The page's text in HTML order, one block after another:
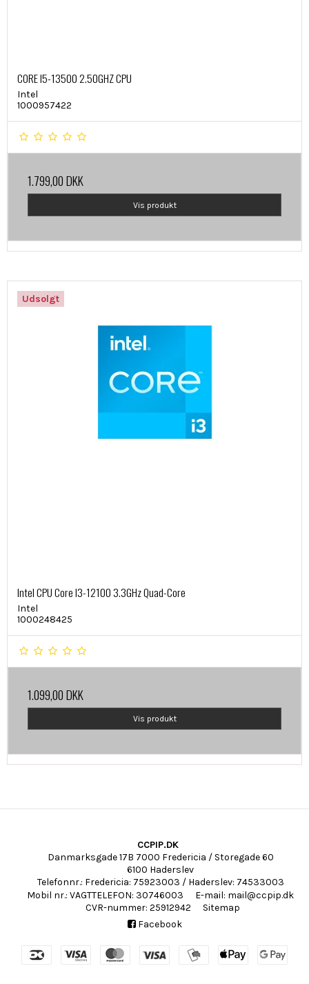
CORE I5-13500 2.50GHZ CPU
Intel
1000957422
1.799,00 DKK
Vis produkt
Udsolgt
Intel CPU Core I3-12100 3.3GHz Quad-Core
Intel
1000248425
1.099,00 DKK
Vis produkt
CCPIP.DK
Danmarksgade 17B 7000 Fredericia / Storegade 60
6100 Haderslev
Telefonnr.: Fredericia: 75923003 / Haderslev: 74533003
Mobil nr.: VAGTTELEFON: 30746003 E-mail: mail@ccpip.dk
CVR-nummer: 25912942
Sitemap
Facebook